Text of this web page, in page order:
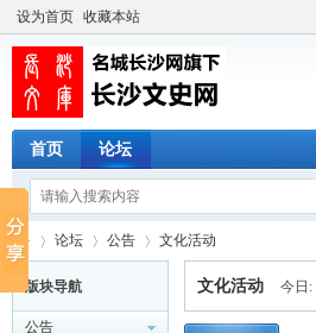
设为首页 收藏本站
首页 论坛
论坛 公告 文化活动
版块导航
公告
文化活动 今日: